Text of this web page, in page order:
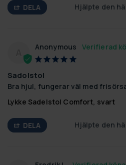
DELA Hjälpte den
Anonymous
Sadolstol
Bra hjul, fungerar väl med
Lykke Sadelstol Comfort, svart
DELA Hjälpte den